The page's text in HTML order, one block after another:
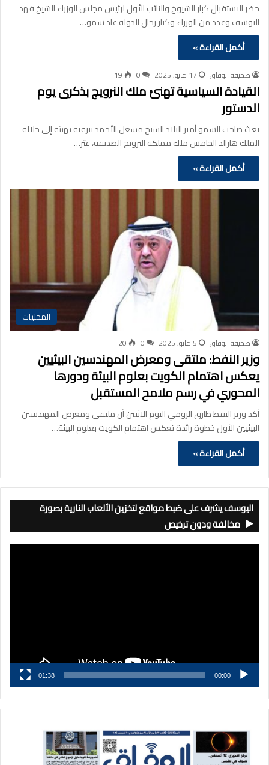
حضر الاستقبال كبار الشيوخ والنائب الأول لرئيس مجلس الوزراء الشيخ فهد
اليوسف وعدد من الوزراء وكبار رجال الدولة عاد سمو…
أكمل القراءة »
صحيفة الوفاق 17 مايو، 2025 0
19
القيادة السياسية تهنئ ملك النرويج بذكرى يوم
الدستور
بعث صاحب السمو أمير البلاد الشيخ مشعل الأحمد ببرقية تهنئة إلى جلالة
الملك هارالد الخامس ملك مملكة النرويج الصديقة، عبّر…
أكمل القراءة »
المحليات
صحيفة الوفاق 5 مايو، 2025 0
20
وزير النفط: ملتقى ومعرض المهندسين البيئيين
يعكس اهتمام الكويت بعلوم البيئة ودورها
المحوري في رسم ملامح المستقبل
أكد وزير النفط طارق الرومي اليوم الاثنين أن ملتقى ومعرض المهندسين
البيئيين الأول خطوة رائدة تعكس اهتمام الكويت بعلوم البيئة…
أكمل القراءة »
اليوسف يشرف على ضبط مواقع لتخزين الألعاب النارية بصورة
مخالفة ودون ترخيص
00:00
01:38